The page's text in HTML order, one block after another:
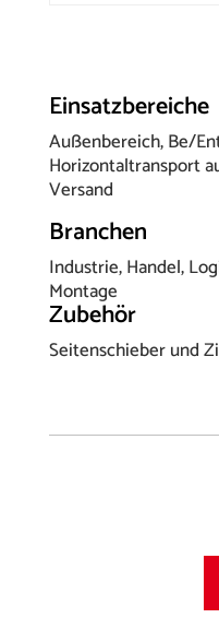
Einsatzbereiche
Außenbereich, Be/
Horizontaltransport
Versand
Branchen
Industrie, Handel,
Montage
Zubehör
Seitenschieber und